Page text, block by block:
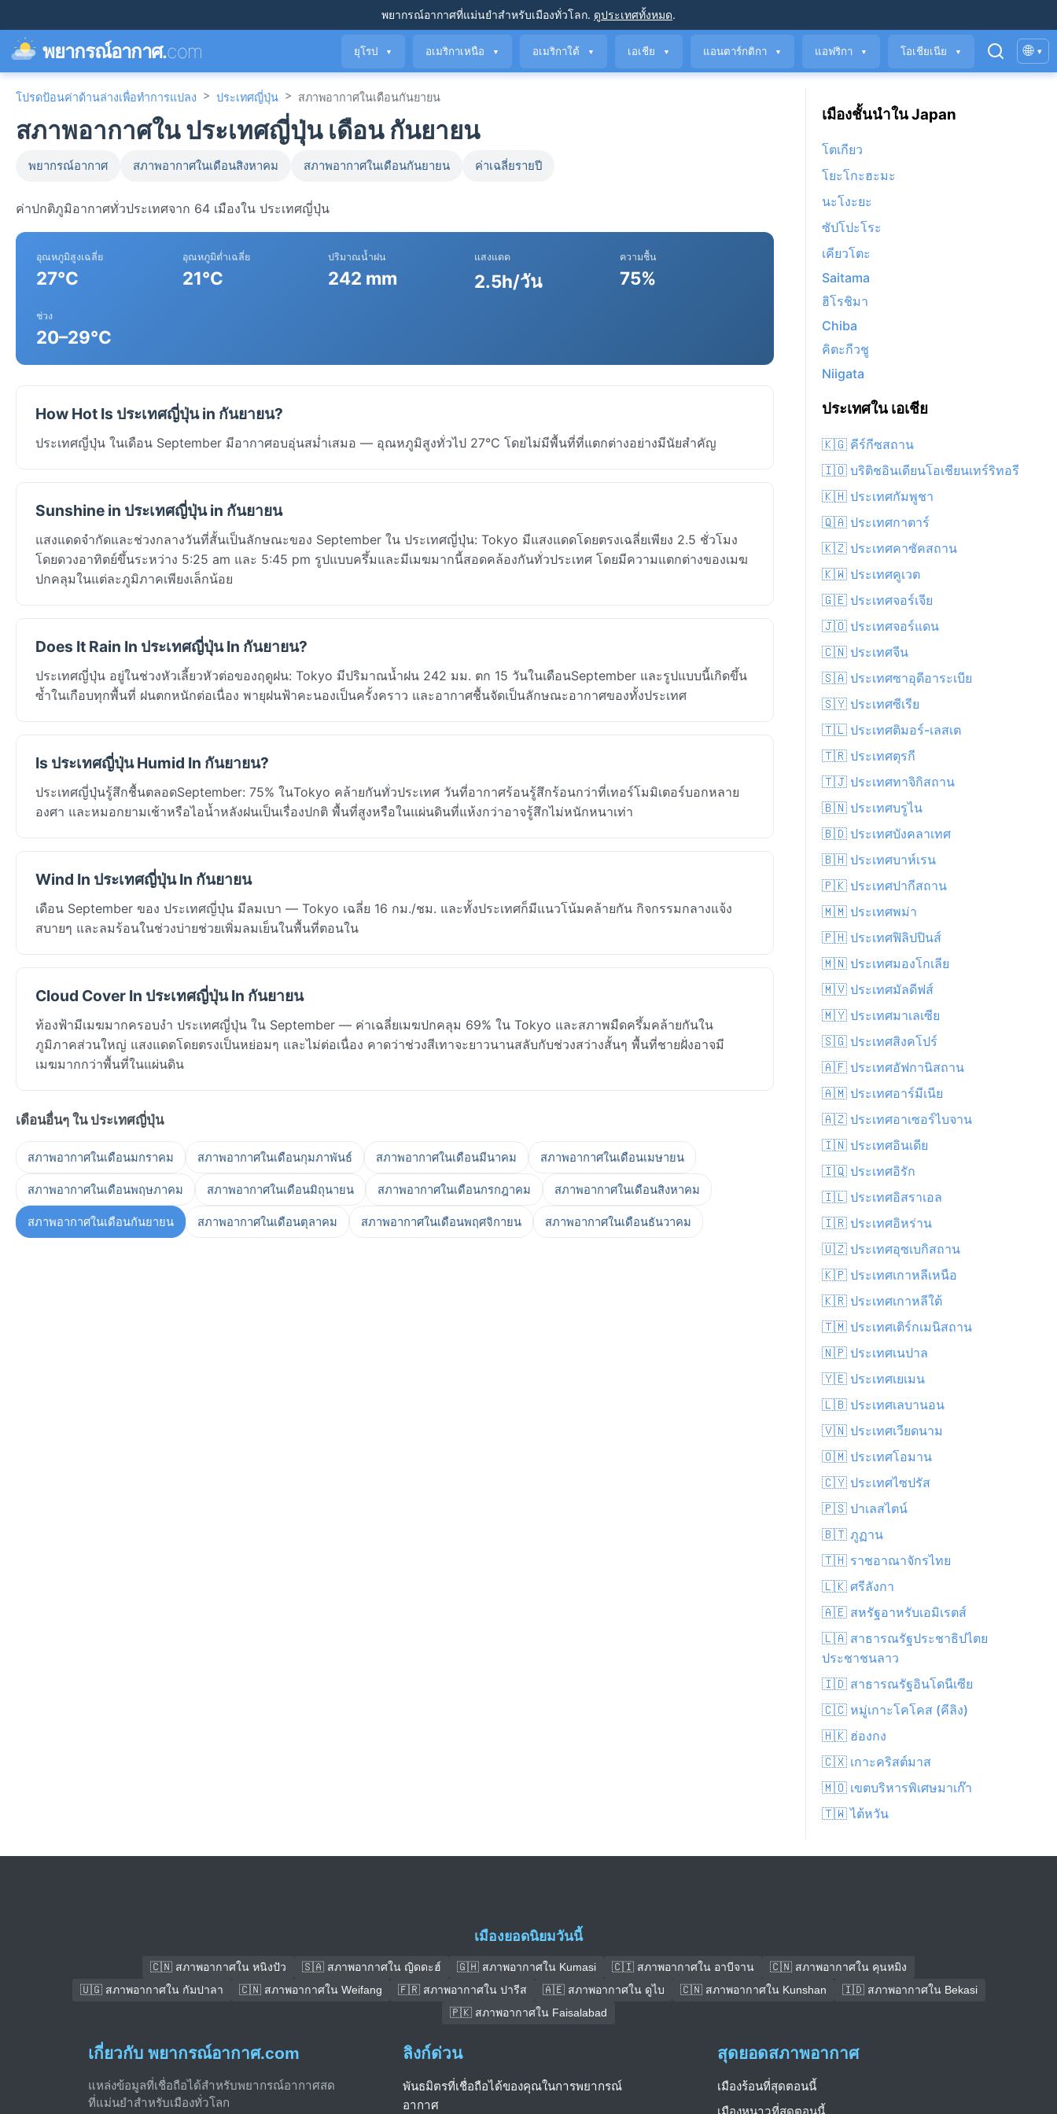
พยากรณ์อากาศที่แม่นยำสำหรับเมืองทั่วโลก. ดูประเทศทั้งหมด.
พยากรณ์อากาศ.com ยุโรป ▼ อเมริกาเหนือ ▼ อเมริกาใต้ ▼ เอเชีย ▼ แอนตาร์กติกา ▼ แอฟริกา ▼ โอเชียเนีย ▼ 🌐 ▾
โปรดป้อนค่าด้านล่างเพื่อทำการแปลง > ประเทศญี่ปุ่น > สภาพอากาศในเดือนกันยายน
สภาพอากาศใน ประเทศญี่ปุ่น เดือน กันยายน
พยากรณ์อากาศ สภาพอากาศในเดือนสิงหาคม สภาพอากาศในเดือนกันยายน ค่าเฉลี่ยรายปี
ค่าปกติภูมิอากาศทั่วประเทศจาก 64 เมืองใน ประเทศญี่ปุ่น
อุณหภูมิสูงเฉลี่ย
27°C
อุณหภูมิต่ำเฉลี่ย
21°C
ปริมาณน้ำฝน
242 mm
แสงแดด
2.5h/วัน
ความชื้น
75%
ช่วง
20–29°C
How Hot Is ประเทศญี่ปุ่น in กันยายน?
ประเทศญี่ปุ่น ในเดือน September มีอากาศอบอุ่นสม่ำเสมอ — อุณหภูมิสูงทั่วไป 27°C โดยไม่มีพื้นที่ที่แตกต่างอย่างมีนัยสำคัญ
Sunshine in ประเทศญี่ปุ่น in กันยายน
แสงแดดจำกัดและช่วงกลางวันที่สั้นเป็นลักษณะของ September ใน ประเทศญี่ปุ่น: Tokyo มีแสงแดดโดยตรงเฉลี่ยเพียง 2.5 ชั่วโมง
โดยดวงอาทิตย์ขึ้นระหว่าง 5:25 am และ 5:45 pm รูปแบบครึ้มและมีเมฆมากนี้สอดคล้องกันทั่วประเทศ โดยมีความแตกต่างของเมฆ
ปกคลุมในแต่ละภูมิภาคเพียงเล็กน้อย
Does It Rain In ประเทศญี่ปุ่น In กันยายน?
ประเทศญี่ปุ่น อยู่ในช่วงหัวเลี้ยวหัวต่อของฤดูฝน: Tokyo มีปริมาณน้ำฝน 242 มม. ตก 15 วันในเดือนSeptember และรูปแบบนี้เกิดขึ้น
ซ้ำในเกือบทุกพื้นที่ ฝนตกหนักต่อเนื่อง พายุฝนฟ้าคะนองเป็นครั้งคราว และอากาศชื้นจัดเป็นลักษณะอากาศของทั้งประเทศ
Is ประเทศญี่ปุ่น Humid In กันยายน?
ประเทศญี่ปุ่นรู้สึกชื้นตลอดSeptember: 75% ในTokyo คล้ายกันทั่วประเทศ วันที่อากาศร้อนรู้สึกร้อนกว่าที่เทอร์โมมิเตอร์บอกหลาย
องศา และหมอกยามเช้าหรือไอน้ำหลังฝนเป็นเรื่องปกติ พื้นที่สูงหรือในแผ่นดินที่แห้งกว่าอาจรู้สึกไม่หนักหนาเท่า
Wind In ประเทศญี่ปุ่น In กันยายน
เดือน September ของ ประเทศญี่ปุ่น มีลมเบา — Tokyo เฉลี่ย 16 กม./ชม. และทั้งประเทศก็มีแนวโน้มคล้ายกัน กิจกรรมกลางแจ้ง
สบายๆ และลมร้อนในช่วงบ่ายช่วยเพิ่มลมเย็นในพื้นที่ตอนใน
Cloud Cover In ประเทศญี่ปุ่น In กันยายน
ท้องฟ้ามีเมฆมากครอบงำ ประเทศญี่ปุ่น ใน September — ค่าเฉลี่ยเมฆปกคลุม 69% ใน Tokyo และสภาพมืดครึ้มคล้ายกันใน
ภูมิภาคส่วนใหญ่ แสงแดดโดยตรงเป็นหย่อมๆ และไม่ต่อเนื่อง คาดว่าช่วงสีเทาจะยาวนานสลับกับช่วงสว่างสั้นๆ พื้นที่ชายฝั่งอาจมี
เมฆมากกว่าพื้นที่ในแผ่นดิน
เดือนอื่นๆ ใน ประเทศญี่ปุ่น
สภาพอากาศในเดือนมกราคม สภาพอากาศในเดือนกุมภาพันธ์ สภาพอากาศในเดือนมีนาคม สภาพอากาศในเดือนเมษายน
สภาพอากาศในเดือนพฤษภาคม สภาพอากาศในเดือนมิถุนายน สภาพอากาศในเดือนกรกฎาคม สภาพอากาศในเดือนสิงหาคม
สภาพอากาศในเดือนกันยายน สภาพอากาศในเดือนตุลาคม สภาพอากาศในเดือนพฤศจิกายน สภาพอากาศในเดือนธันวาคม
เมืองชั้นนำใน Japan
โตเกียว
โยะโกะฮะมะ
นะโงะยะ
ซัปโปะโระ
เคียวโตะ
Saitama
ฮิโรชิมา
Chiba
คิตะกีวชู
Niigata
ประเทศใน เอเชีย
🇰🇬 คีร์กีซสถาน
🇮🇴 บริติชอินเดียนโอเชียนเทร์ริทอรี
🇰🇭 ประเทศกัมพูชา
🇶🇦 ประเทศกาตาร์
🇰🇿 ประเทศคาซัคสถาน
🇰🇼 ประเทศคูเวต
🇬🇪 ประเทศจอร์เจีย
🇯🇴 ประเทศจอร์แดน
🇨🇳 ประเทศจีน
🇸🇦 ประเทศซาอุดีอาระเบีย
🇸🇾 ประเทศซีเรีย
🇹🇱 ประเทศติมอร์-เลสเต
🇹🇷 ประเทศตุรกี
🇹🇯 ประเทศทาจิกิสถาน
🇧🇳 ประเทศบรูไน
🇧🇩 ประเทศบังคลาเทศ
🇧🇭 ประเทศบาห์เรน
🇵🇰 ประเทศปากีสถาน
🇲🇲 ประเทศพม่า
🇵🇭 ประเทศฟิลิปปินส์
🇲🇳 ประเทศมองโกเลีย
🇲🇻 ประเทศมัลดีฟส์
🇲🇾 ประเทศมาเลเซีย
🇸🇬 ประเทศสิงคโปร์
🇦🇫 ประเทศอัฟกานิสถาน
🇦🇲 ประเทศอาร์มีเนีย
🇦🇿 ประเทศอาเซอร์ไบจาน
🇮🇳 ประเทศอินเดีย
🇮🇶 ประเทศอิรัก
🇮🇱 ประเทศอิสราเอล
🇮🇷 ประเทศอิหร่าน
🇺🇿 ประเทศอุซเบกิสถาน
🇰🇵 ประเทศเกาหลีเหนือ
🇰🇷 ประเทศเกาหลีใต้
🇹🇲 ประเทศเติร์กเมนิสถาน
🇳🇵 ประเทศเนปาล
🇾🇪 ประเทศเยเมน
🇱🇧 ประเทศเลบานอน
🇻🇳 ประเทศเวียดนาม
🇴🇲 ประเทศโอมาน
🇨🇾 ประเทศไซปรัส
🇵🇸 ปาเลสไตน์
🇧🇹 ภูฏาน
🇹🇭 ราชอาณาจักรไทย
🇱🇰 ศรีลังกา
🇦🇪 สหรัฐอาหรับเอมิเรตส์
🇱🇦 สาธารณรัฐประชาธิปไตย
ประชาชนลาว
🇮🇩 สาธารณรัฐอินโดนีเซีย
🇨🇨 หมู่เกาะโคโคส (คีลิง)
🇭🇰 ฮ่องกง
🇨🇽 เกาะคริสต์มาส
🇲🇴 เขตบริหารพิเศษมาเก๊า
🇹🇼 ไต้หวัน
เมืองยอดนิยมวันนี้
🇨🇳 สภาพอากาศใน หนิงปัว 🇸🇦 สภาพอากาศใน ญิดดะฮ์ 🇬🇭 สภาพอากาศใน Kumasi 🇨🇮 สภาพอากาศใน อาบีจาน
🇨🇳 สภาพอากาศใน คุนหมิง
🇺🇬 สภาพอากาศใน กัมปาลา
🇨🇳 สภาพอากาศใน Weifang 🇫🇷 สภาพอากาศใน ปารีส 🇦🇪 สภาพอากาศใน ดูไบ 🇨🇳 สภาพอากาศใน Kunshan
🇮🇩 สภาพอากาศใน Bekasi
🇵🇰 สภาพอากาศใน Faisalabad
เกี่ยวกับ พยากรณ์อากาศ.com
แหล่งข้อมูลที่เชื่อถือได้สำหรับพยากรณ์อากาศสด
ที่แม่นยำสำหรับเมืองทั่วโลก
ลิงก์ด่วน
พันธมิตรที่เชื่อถือได้ของคุณในการพยากรณ์
อากาศ
สุดยอดสภาพอากาศ
เมืองร้อนที่สุดตอนนี้
เมืองหนาวที่สุดตอนนี้